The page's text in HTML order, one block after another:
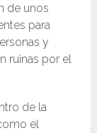
de unos
para
y
ruinas por el
de la
el